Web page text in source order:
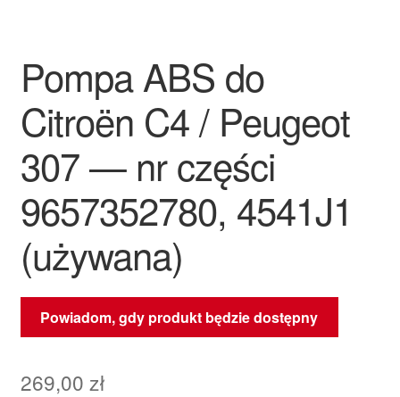
Zasady i warunki
Pompa ABS do
Citroën C4 / Peugeot
307 — nr części
9657352780, 4541J1
(używana)
Powiadom, gdy produkt będzie dostępny
269,00 zł